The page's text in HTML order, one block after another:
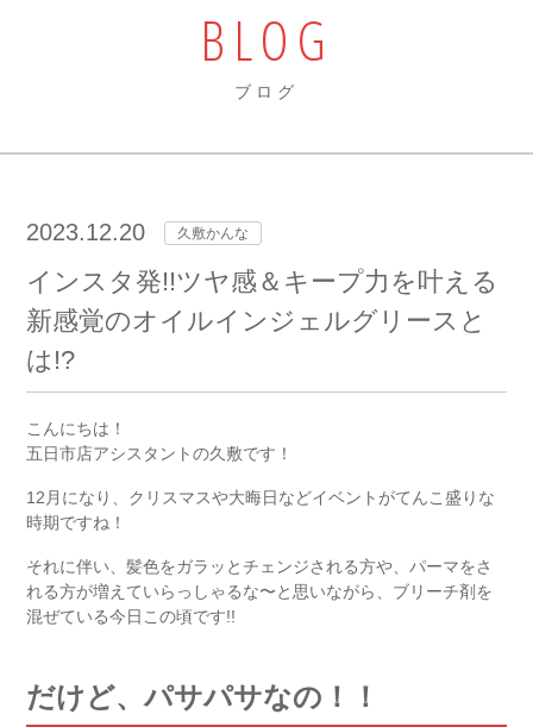
BLOG
ブログ
2023.12.20 久敷かんな
インスタ発!!ツヤ感＆キープ力を叶える
新感覚のオイルインジェルグリースと
は!?
こんにちは！
五日市店アシスタントの久敷です！
12月になり、クリスマスや大晦日などイベントがてんこ盛りな
時期ですね！
それに伴い、髪色をガラッとチェンジされる方や、パーマをさ
れる方が増えていらっしゃるな〜と思いながら、ブリーチ剤を
混ぜている今日この頃です!!
だけど、パサパサなの！！